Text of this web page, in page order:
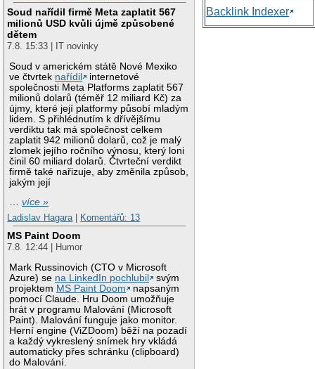
Soud nařídil firmě Meta zaplatit 567
milionů USD kvůli újmě způsobené
dětem
7.8. 15:33 | IT novinky
Soud v americkém státě Nové Mexiko
ve čtvrtek nařídil
internetové
společnosti Meta Platforms zaplatit 567
milionů dolarů (téměř 12 miliard Kč) za
újmy, které její platformy působí mladým
lidem. S přihlédnutím k dřívějšímu
verdiktu tak má společnost celkem
zaplatit 942 milionů dolarů, což je malý
zlomek jejího ročního výnosu, který loni
činil 60 miliard dolarů. Čtvrteční verdikt
firmě také nařizuje, aby změnila způsob,
jakým její
…více »
Ladislav Hagara
Komentářů: 13
MS Paint Doom
7.8. 12:44 | Humor
Mark Russinovich (CTO v Microsoft
Azure) se na LinkedIn pochlubil
svým
projektem MS Paint Doom
napsaným
pomocí Claude. Hru Doom umožňuje
hrát v programu Malování (Microsoft
Paint). Malování funguje jako monitor.
Herní engine (ViZDoom) běží na pozadí
a každý vykreslený snímek hry vkládá
automaticky přes schránku (clipboard)
do Malování.
Backlink Indexer